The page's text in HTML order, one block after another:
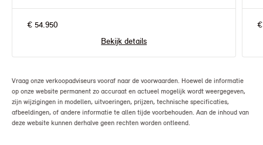
€ 54.950
Bekijk details
Vraag onze verkoopadviseurs vooraf naar de voorwaarden. Hoewel de informatie
op onze website permanent zo accuraat en actueel mogelijk wordt weergegeven,
zijn wijzigingen in modellen, uitvoeringen, prijzen, technische specificaties,
afbeeldingen, of andere informatie te allen tijde voorbehouden. Aan de inhoud van
deze website kunnen derhalve geen rechten worden ontleend.